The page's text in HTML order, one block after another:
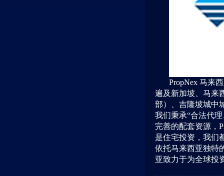
PropNex 马来
遍及新加坡、马来
部）、吉隆坡城中
我们秉承“合法代
完善的配套资源，
是住宅投资，我们
依托马来西亚独特
亚致力于为全球投